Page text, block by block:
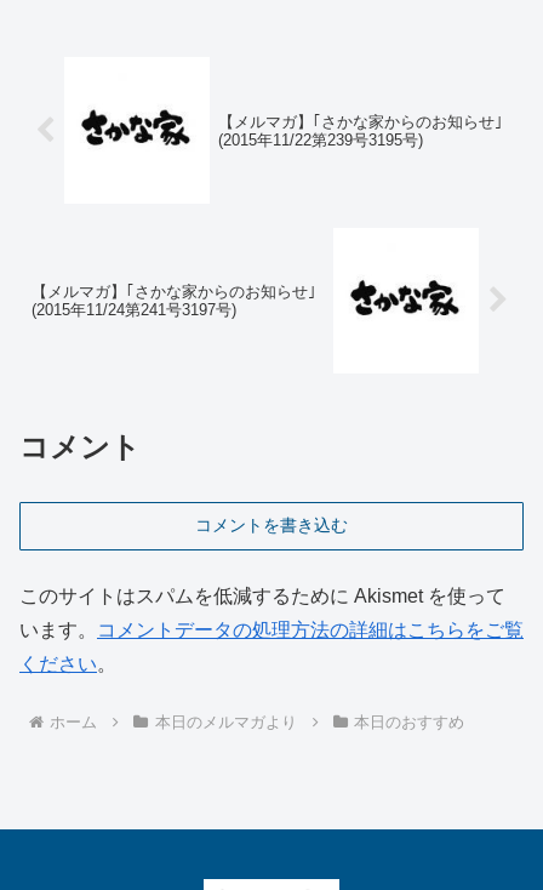
【メルマガ】｢さかな家からのお知らせ｣
(2015年11/22第239号3195号)
【メルマガ】｢さかな家からのお知らせ｣
(2015年11/24第241号3197号)
コメント
コメントを書き込む
このサイトはスパムを低減するために Akismet を使って
います。
コメントデータの処理方法の詳細はこちらをご覧
ください。
ホーム 本日のメルマガより 本日のおすすめ